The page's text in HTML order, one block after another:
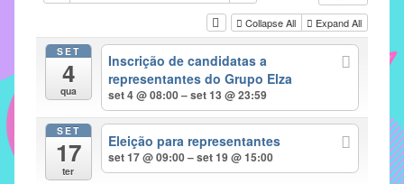
IMECC
como
atribuição
implementar
Collapse All Expand All
SET
4
qua
Inscrição de candidatas a
representantes do Grupo Elza
set 4 @ 08:00 – set 13 @ 23:59
SET
17
ter
Eleição para representantes
set 17 @ 09:00 – set 19 @ 15:00